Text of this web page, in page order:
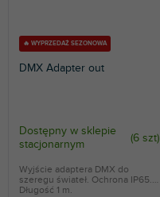
🔥 WYPRZEDAŻ SEZONOWA
DMX Adapter out
Dostępny w sklepie
stacjonarnym
(6 szt)
Wyjście adaptera DMX do
szeregu świateł. Ochrona IP65.
Długość 1 m.